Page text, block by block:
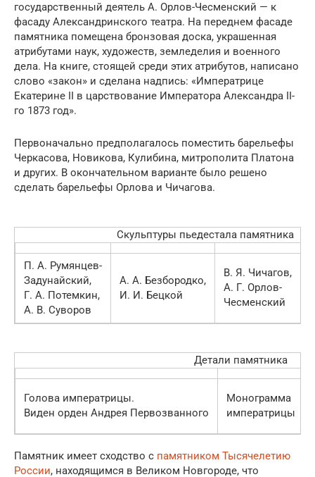
государственный деятель А. Орлов-Чесменский — к
фасаду Александринского театра. На переднем фасаде
памятника помещена бронзовая доска, украшенная
атрибутами наук, художеств, земледелия и военного
дела. На книге, стоящей среди этих атрибутов, написано
слово «закон» и сделана надпись: «Императрице
Екатерине ΙΙ в царствование Императора Александра ΙΙ-
го 1873 год».
Первоначально предполагалось поместить барельефы
Черкасова, Новикова, Кулибина, митрополита Платона
и других. В окончательном варианте было решено
сделать барельефы Орлова и Чичагова.
Скульптуры пьедестала памятника
П. А. Румянцев-
Задунайский,
Г. А. Потемкин,
А. В. Суворов
А. А. Безбородко,
И. И. Бецкой
В. Я. Чичагов,
А. Г. Орлов-
Чесменский
Детали памятника
Голова императрицы.
Виден орден Андрея Первозванного
Монограмма
императрицы
Памятник имеет сходство с памятником Тысячелетию
России, находящимся в Великом Новгороде, что